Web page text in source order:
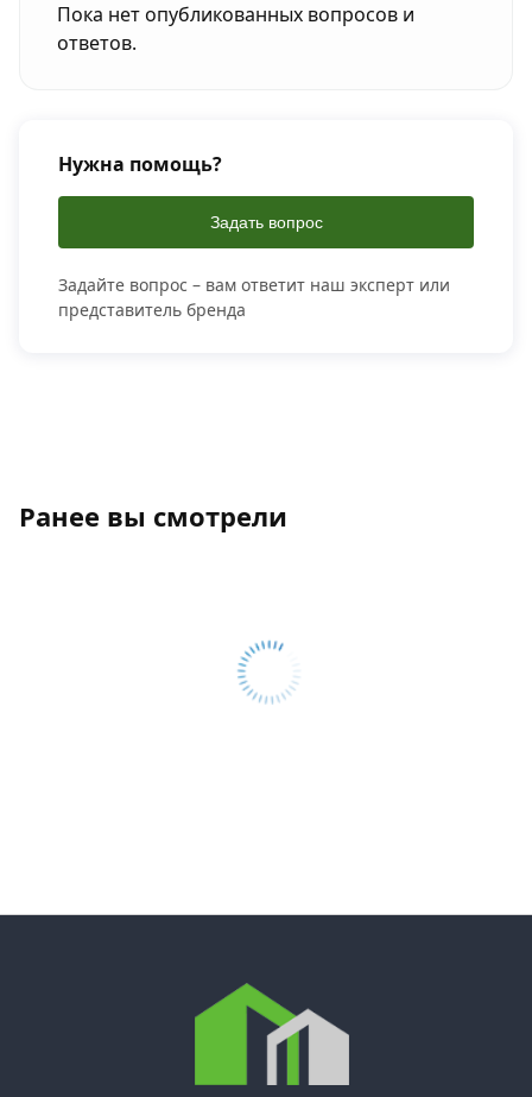
Пока нет опубликованных вопросов и
ответов.
Нужна помощь?
Задать вопрос
Задайте вопрос – вам ответит наш эксперт или
представитель бренда
Ранее вы смотрели